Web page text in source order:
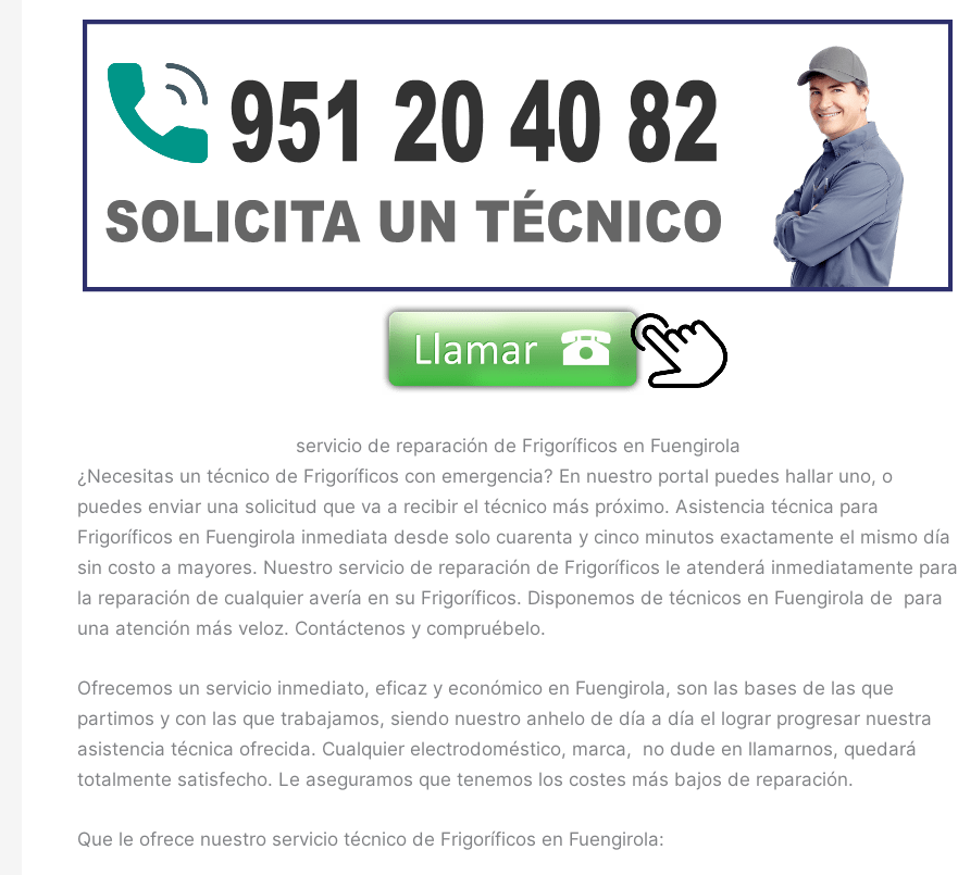
servicio de reparación de Frigoríficos en Fuengirola
¿Necesitas un técnico de Frigoríficos con emergencia? En nuestro portal puedes hallar uno, o
puedes enviar una solicitud que va a recibir el técnico más próximo. Asistencia técnica para
Frigoríficos en Fuengirola inmediata desde solo cuarenta y cinco minutos exactamente el mismo día
sin costo a mayores. Nuestro servicio de reparación de Frigoríficos le atenderá inmediatamente para
la reparación de cualquier avería en su Frigoríficos. Disponemos de técnicos en Fuengirola de para
una atención más veloz. Contáctenos y compruébelo.
Ofrecemos un servicio inmediato, eficaz y económico en Fuengirola, son las bases de las que
partimos y con las que trabajamos, siendo nuestro anhelo de día a día el lograr progresar nuestra
asistencia técnica ofrecida. Cualquier electrodoméstico, marca, no dude en llamarnos, quedará
totalmente satisfecho. Le aseguramos que tenemos los costes más bajos de reparación.
Que le ofrece nuestro servicio técnico de Frigoríficos en Fuengirola: